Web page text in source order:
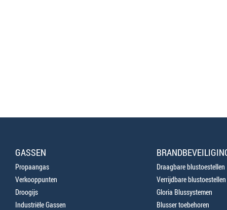
GASSEN
Propaangas
Verkooppunten
Droogijs
Industriële Gassen
Draagbare blustoestellen
Verrijdbare blustoestellen
Gloria Blussystemen
Blusser toebehoren